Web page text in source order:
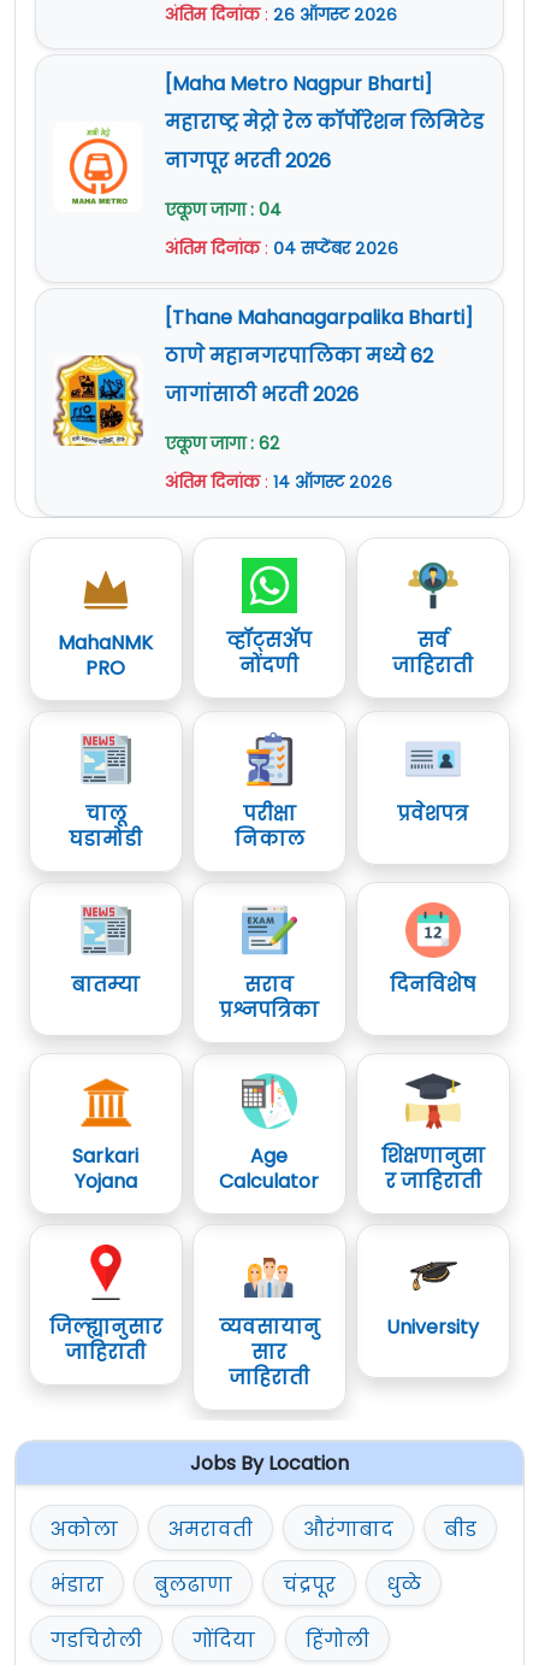
अंतिम दिनांक: २६ ऑगस्ट २०२६
[Maha Metro Nagpur Bharti]
महाराष्ट्र मेट्रो रेल कॉर्पोरेशन लिमिटेड
नागपूर भरती 2026
एकूण जागा : 04
अंतिम दिनांक: ०४ सप्टेंबर २०२६
[Thane Mahanagarpalika Bharti]
ठाणे महानगरपालिका मध्ये 62
जागांसाठी भरती 2026
एकूण जागा : 62
अंतिम दिनांक: १४ ऑगस्ट २०२६
MahaNMK
PRO
व्हॉट्सॲप
नोंदणी
सर्व
जाहिराती
चालू
घडामोडी
परीक्षा
निकाल
प्रवेशपत्र
बातम्या
सराव
प्रश्नपत्रिका
दिनविशेष
Sarkari
Yojana
Age
Calculator
शिक्षणानुसा
र जाहिराती
जिल्ह्यानुसार
जाहिराती
व्यवसायानु
सार
जाहिराती
University
Jobs By Location
अकोला अमरावती औरंगाबाद
बीड
भंडारा
बुलढाणा चंद्रपूर
धुळे
गडचिरोली
गोंदिया
हिंगोली